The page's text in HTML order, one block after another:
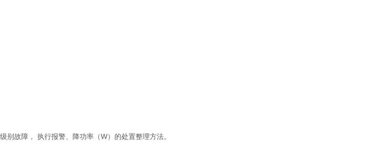
故障， 执行报警、降功率（W）的处置整理方法。